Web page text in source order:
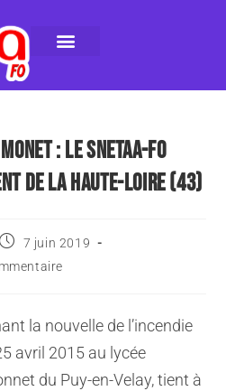
: LE SNETAA-FO
DE LA HAUTE-LOIRE (43)
7 juin 2019
la nouvelle de l’incendie
avril 2015 au lycée
du Puy-en-Velay, tient à